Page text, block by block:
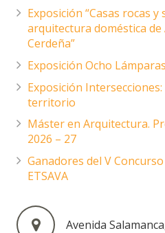
Exposición “Casas rocas y
arquitectura doméstica
Cerdeña”
Exposición Ocho
Exposición
territorio
Máster en Arquitectura.
2026 – 27
Ganadores del V
ETSAVA
Avenida